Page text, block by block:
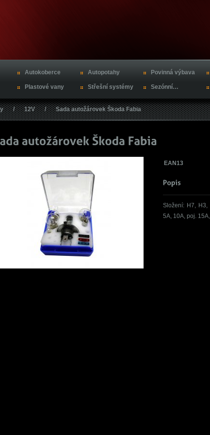
Autokoberce Autopotahy Povinná výbava
Plastové vany Střešní systémy Sezónní…
/ 12V / Sada autožárovek Škoda Fabia
EAN13
Složení: H7, H3,
5A, 10A, poj.